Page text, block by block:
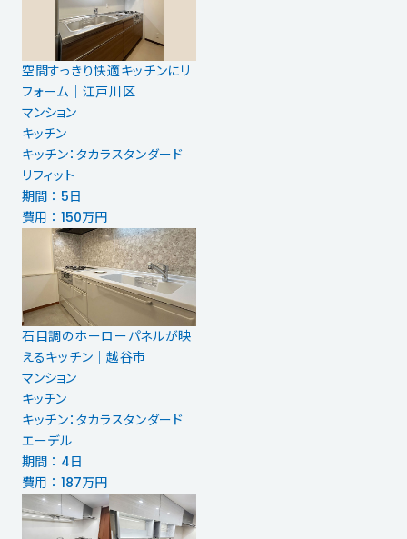
空間すっきり快適キッチンにリ
フォーム｜江戸川区
マンション
キッチン
キッチン：タカラスタンダード
リフィット
期間 ： 5日
費用 ： 150万円
石目調のホーローパネルが映
えるキッチン｜越谷市
マンション
キッチン
キッチン：タカラスタンダード
エーデル
期間 ： 4日
費用 ： 187万円